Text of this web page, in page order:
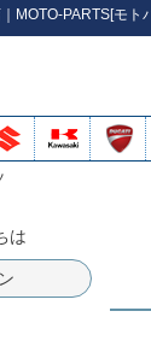
MOTO-PARTS[モト
は